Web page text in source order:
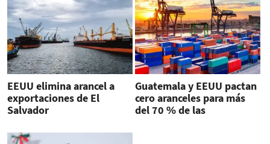
EEUU elimina arancel a
exportaciones de El
Salvador
Guatemala y EEUU pactan
cero aranceles para más
del 70 % de las